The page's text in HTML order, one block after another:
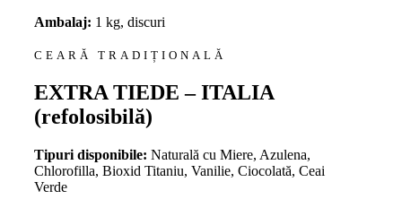
Ambalaj: 1 kg, discuri
CEARĂ TRADIȚIONALĂ
EXTRA TIEDE – ITALIA
(refolosibilă)
Tipuri disponibile: Naturală cu Miere, Azulena,
Chlorofilla, Bioxid Titaniu, Vanilie, Ciocolată, Ceai
Verde